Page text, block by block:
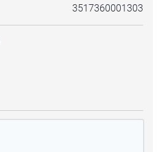
3517360001303